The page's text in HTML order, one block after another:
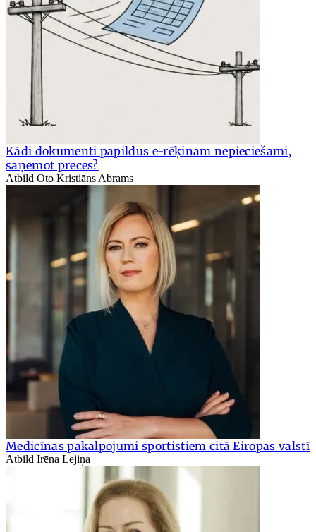
Kādi dokumenti papildus e-rēķinam nepieciešami,
saņemot preces?
Atbild Oto Kristiāns Abrams
Medicīnas pakalpojumi sportistiem citā Eiropas valstī
Atbild Irēna Lejiņa